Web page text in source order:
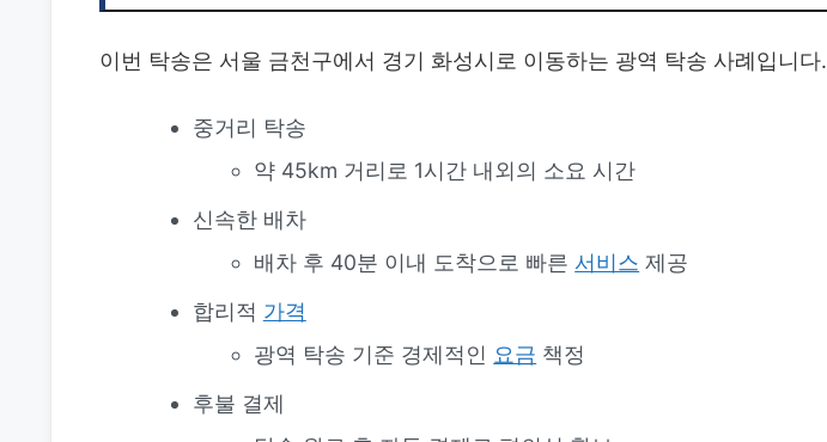
이번 탁송은 서울 금천구에서 경기 화성시로 이동하는 광역 탁송 사례입니다.
중거리 탁송
약 45km 거리로 1시간 내외의 소요 시간
신속한 배차
배차 후 40분 이내 도착으로 빠른 서비스 제공
합리적 가격
광역 탁송 기준 경제적인 요금 책정
후불 결제